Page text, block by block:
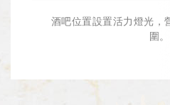
酒吧位置設置活力燈光，
圍。